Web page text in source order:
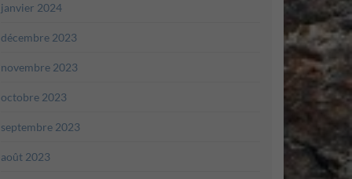
janvier 2024
décembre 2023
novembre 2023
octobre 2023
septembre 2023
août 2023